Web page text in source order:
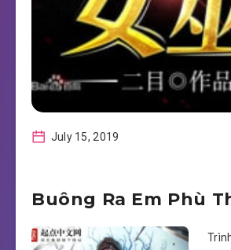
July 15, 2019
Buông Ra Em Phù